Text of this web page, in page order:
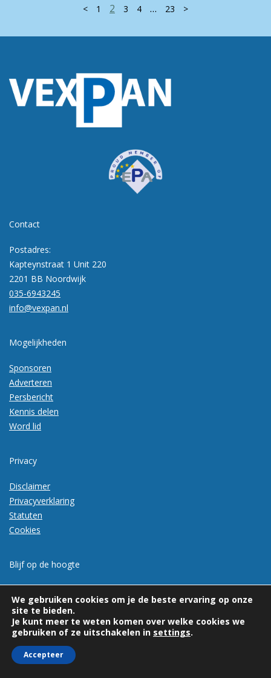
< 1 2 3 4 … 23 >
Contact
Postadres:
Kapteynstraat 1 Unit 220
2201 BB Noordwijk
035-6943245
info@vexpan.nl
Mogelijkheden
Sponsoren
Adverteren
Persbericht
Kennis delen
Word lid
Privacy
Disclaimer
Privacyverklaring
Statuten
Cookies
Blijf op de hoogte
We gebruiken cookies om je de beste ervaring op onze
site te bieden.
Je kunt meer te weten komen over welke cookies we
gebruiken of ze uitschakelen in settings.
Accepteer